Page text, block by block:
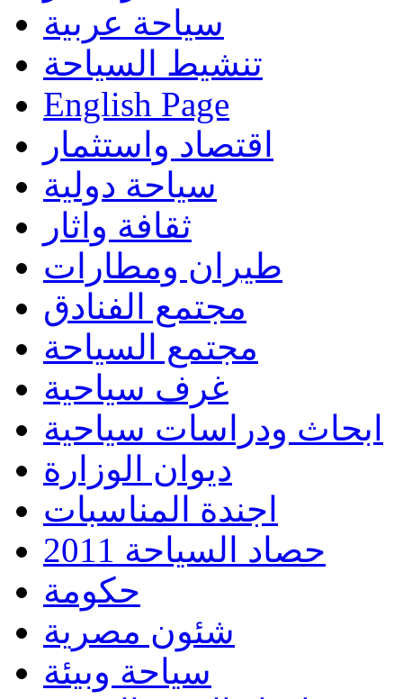
سياحة عربية
تنشيط السياحة
English Page
اقتصاد واستثمار
سياحة دولية
ثقافة واثار
طيران ومطارات
مجتمع الفنادق
مجتمع السياحة
غرف سياحية
ابحاث ودراسات سياحية
ديوان الوزارة
اجندة المناسبات
حصاد السياحة 2011
حكومة
شئون مصرية
سياحة وبيئة